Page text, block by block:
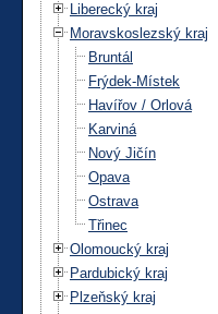
Liberecký kraj
Moravskoslezský kraj
Bruntál
Frýdek-Místek
Havířov / Orlová
Karviná
Nový Jičín
Opava
Ostrava
Třinec
Olomoucký kraj
Pardubický kraj
Plzeňský kraj